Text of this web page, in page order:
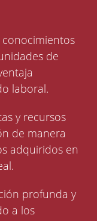
de
laboral.
y recursos
de manera
adquiridos en
profunda y
a los